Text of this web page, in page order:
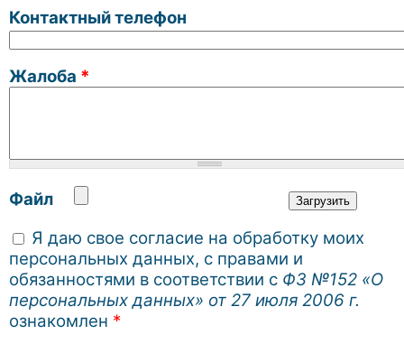
Контактный телефон
Жалоба *
Файл
Я даю свое согласие на обработку моих
персональных данных, с правами и
обязанностями в соответствии с ФЗ №152 «О
персональных данных» от 27 июля 2006 г.
ознакомлен *